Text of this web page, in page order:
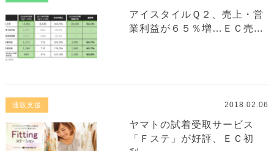
アイスタイルＱ２、売上・営
業利益が６５％増…ＥＣ売...
通販支援 2018.02.06
ヤマトの試着受取サービス
「Ｆステ」が好評、ＥＣ初